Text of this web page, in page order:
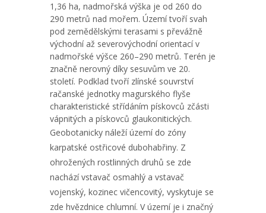
1,36 ha, nadmořská výška je od 260 do
290 metrů nad mořem. Území tvoří svah
pod zemědělskými terasami s převážně
východní až severovýchodní orientací v
nadmořské výšce 260–290 metrů. Terén je
značně nerovný díky sesuvům ve 20.
století. Podklad tvoří zlínské souvrství
račanské jednotky magurského flyše
charakteristické střídáním pískovců zčásti
vápnitých a pískovců glaukonitických.
Geobotanicky náleží území do zóny
karpatské ostřicové dubohabřiny. Z
ohrožených rostlinných druhů se zde
nachází vstavač osmahlý a vstavač
vojenský, kozinec vičencovitý, vyskytuje se
zde hvězdnice chlumní. V území je i značný